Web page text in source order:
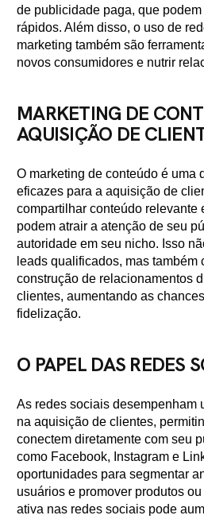
de publicidade paga, que
rápidos. Além disso, o uso de
marketing também são
novos consumidores e nutrir
MARKETING DE
AQUISIÇÃO DE
O marketing de conteúdo é uma
eficazes para a aquisição de
compartilhar conteúdo relevante
podem atrair a atenção de seu
autoridade em seu nicho. Isso
leads qualificados, mas também
construção de relacionamentos
clientes, aumentando as
fidelização.
O PAPEL DAS REDES
As redes sociais desempenham
na aquisição de clientes,
conectem diretamente com seu
como Facebook, Instagram e
oportunidades para segmentar
usuários e promover produtos
ativa nas redes sociais pode